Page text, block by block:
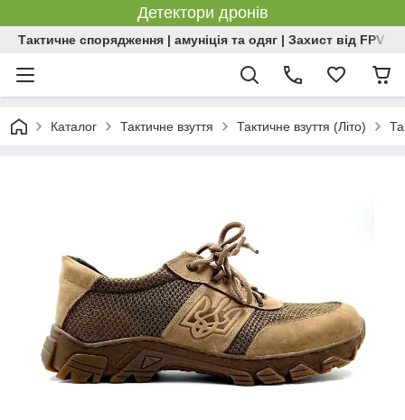
Детектори дронів
Тактичне спорядження | амуніція та одяг | Захист від FPV |
Каталог Тактичне взуття Тактичне взуття (Літо)